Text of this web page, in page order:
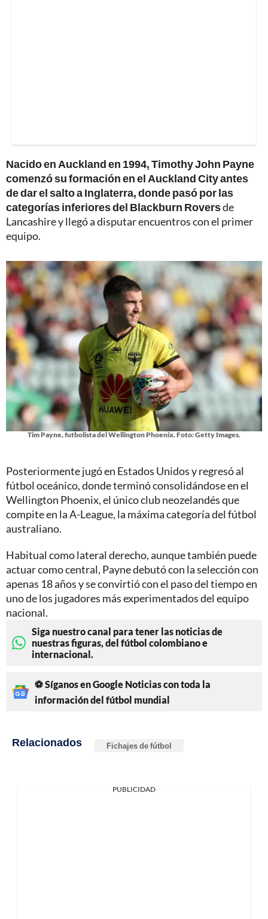
Nacido en Auckland en 1994, Timothy John Payne
comenzó su formación en el Auckland City antes
de dar el salto a Inglaterra, donde pasó por las
categorías inferiores del Blackburn Roversde
Lancashire y llegó a disputar encuentros con el primer
equipo.
Tim Payne, futbolista del Wellington Phoenix. Foto: Getty Images.
Posteriormente jugó en Estados Unidos y regresó al
fútbol oceánico, donde terminó consolidándose en el
Wellington Phoenix, el único club neozelandés que
compite en la A-League, la máxima categoría del fútbol
australiano.
Habitual como lateral derecho, aunque también puede
actuar como central, Payne debutó con la selección con
apenas 18 años y se convirtió con el paso del tiempo en
uno de los jugadores más experimentados del equipo
nacional.
Siga nuestro canal para tener las noticias de
nuestras figuras, del fútbol colombiano e
internacional.
⚽ Síganos en Google Noticias con toda la
información del fútbol mundial
Relacionados Fichajes de fútbol
PUBLICIDAD